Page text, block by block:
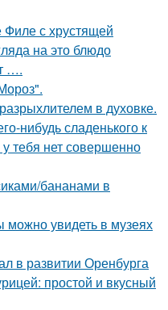
с хрустящей
на это блюдо
….
в духовке.
нибудь сладенького к
у тебя нет совершенно
бананами в
можно увидеть в музеях
в развитии Оренбурга
простой и вкусный